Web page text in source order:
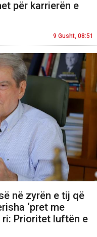
për karrierën e
9 Gusht, 08:51
në zyrën e tij që
‘pret me
ri: Prioritet luftën e